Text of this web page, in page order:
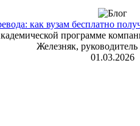
как вузам бесплатно
программе
Железняк,
01.03.2026